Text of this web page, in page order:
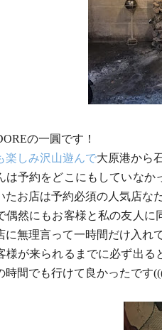
の一圓です！
楽しみ沢山遊んで大原港から
は予約をどこにもしていなか
たお店は予約必須の人気店な
偶然にもお客様と私の友人に
に無理言って一時間だけ入れ
様が来られるまでに必ず出る
時間でも行けて良かったです